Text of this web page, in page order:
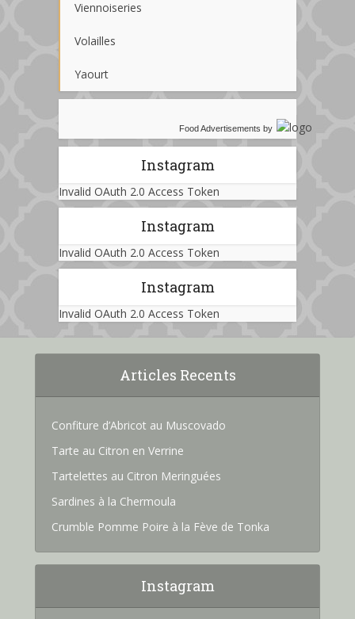
Viennoiseries
Volailles
Yaourt
Food Advertisements by
Instagram
Invalid OAuth 2.0 Access Token
Instagram
Invalid OAuth 2.0 Access Token
Instagram
Invalid OAuth 2.0 Access Token
Articles Recents
Confiture d’Abricot au Muscovado
Tarte au Citron en Verrine
Tartelettes au Citron Meringuées
Sardines à la Chermoula
Crumble Pomme Poire à la Fève de Tonka
Instagram